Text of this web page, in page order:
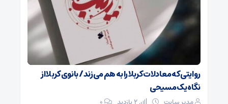
روایتی که معادلات کربلا را به هم می‌زند/ بانوی کربلا از
نگاه یک مسیحی